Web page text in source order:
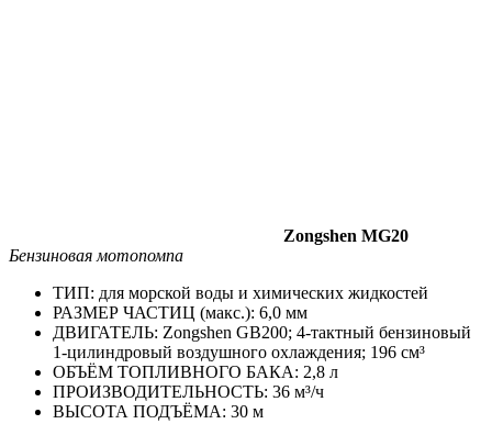
Zongshen MG20
Бензиновая мотопомпа
ТИП: для морской воды и химических жидкостей
РАЗМЕР ЧАСТИЦ (макс.): 6,0 мм
ДВИГАТЕЛЬ: Zongshen GB200; 4-тактный бензиновый
1-цилиндровый воздушного охлаждения; 196 см³
ОБЪЁМ ТОПЛИВНОГО БАКА: 2,8 л
ПРОИЗВОДИТЕЛЬНОСТЬ: 36 м³/ч
ВЫСОТА ПОДЪЁМА: 30 м